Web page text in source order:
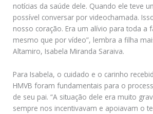
notícias da saúde dele. Quando ele teve
possível conversar por videochamada.
nosso coração. Era um alívio para toda a
mesmo que por vídeo”, lembra a filha
Altamiro, Isabela Miranda Saraiva.
Para Isabela, o cuidado e o carinho
HMVB foram fundamentais para o
de seu pai. “A situação dele era muito
sempre nos incentivavam e apoiavam o